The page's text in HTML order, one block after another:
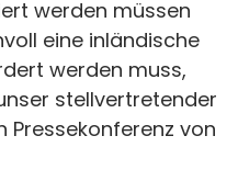
werden müssen
eine inländische
werden muss,
stellvertretender
Pressekonferenz von